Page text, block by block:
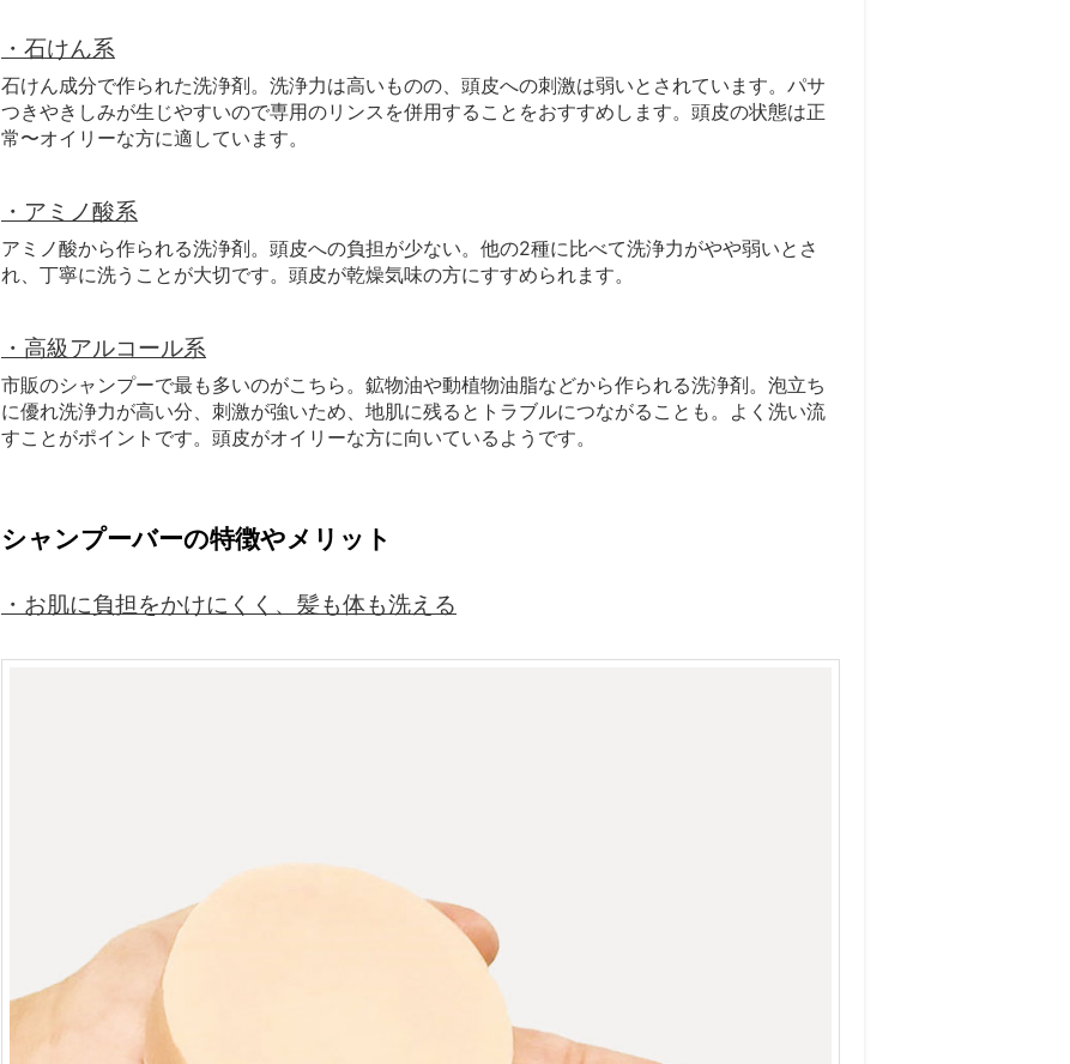
・石けん系
石けん成分で作られた洗浄剤。洗浄力は高いものの、頭皮への刺激は弱いとされています。パサ
つきやきしみが生じやすいので専用のリンスを併用することをおすすめします。頭皮の状態は正
常〜オイリーな方に適しています。
・アミノ酸系
アミノ酸から作られる洗浄剤。頭皮への負担が少ない。他の2種に比べて洗浄力がやや弱いとさ
れ、丁寧に洗うことが大切です。頭皮が乾燥気味の方にすすめられます。
・高級アルコール系
市販のシャンプーで最も多いのがこちら。鉱物油や動植物油脂などから作られる洗浄剤。泡立ち
に優れ洗浄力が高い分、刺激が強いため、地肌に残るとトラブルにつながることも。よく洗い流
すことがポイントです。頭皮がオイリーな方に向いているようです。
シャンプーバーの特徴やメリット
・お肌に負担をかけにくく、髪も体も洗える